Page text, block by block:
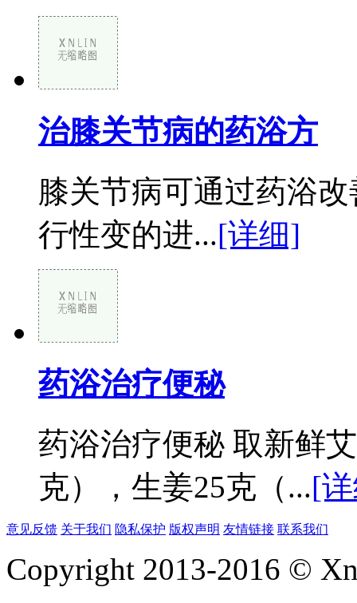
治膝关节病的药浴方
膝关节病可通过药浴
行性变的进...[详细]
药浴治疗便秘
药浴治疗便秘 取新鲜
克），生姜25克（...[
意见反馈 关于我们 隐私保护 版权声明 友情链接 联系我们
Copyright 2013-2016 ©